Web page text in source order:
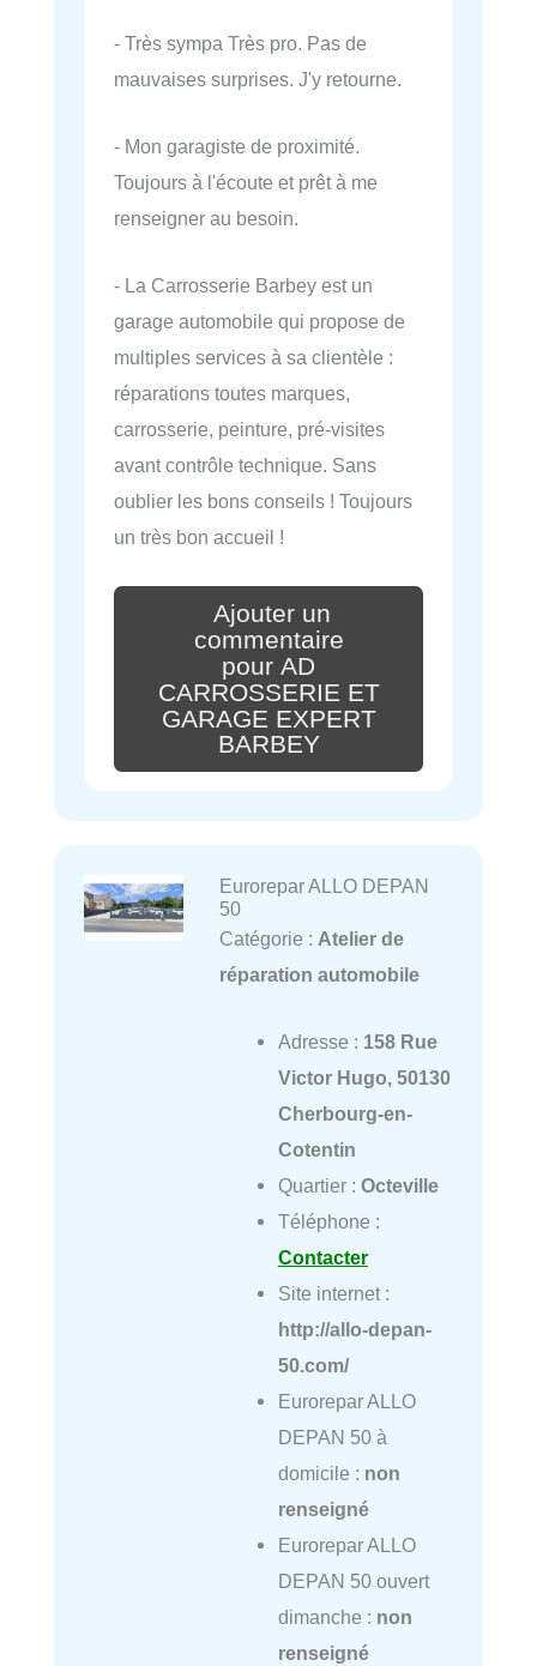
- Très sympa Très pro. Pas de
mauvaises surprises. J'y retourne.
- Mon garagiste de proximité.
Toujours à l'écoute et prêt à me
renseigner au besoin.
- La Carrosserie Barbey est un
garage automobile qui propose de
multiples services à sa clientèle :
réparations toutes marques,
carrosserie, peinture, pré-visites
avant contrôle technique. Sans
oublier les bons conseils ! Toujours
un très bon accueil !
Ajouter un
commentaire
pour AD
CARROSSERIE ET
GARAGE EXPERT
BARBEY
Eurorepar ALLO DEPAN
50
Catégorie : Atelier de
réparation automobile
Adresse : 158 Rue
Victor Hugo, 50130
Cherbourg-en-
Cotentin
Quartier : Octeville
Téléphone :
Contacter
Site internet :
http://allo-depan-
50.com/
Eurorepar ALLO
DEPAN 50 à
domicile : non
renseigné
Eurorepar ALLO
DEPAN 50 ouvert
dimanche : non
renseigné